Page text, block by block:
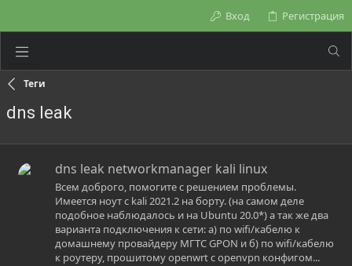
Вход Регистрация
Теги
dns leak
dns leak networkmanager kali linux
Всем доброго, помогите с решением проблемы.
Имеется ноут с kali 2021.2 на борту. (на самом деле
подобное наблюдалось и на Ubuntu 20.0*) а так же два
варианта подключения к сети: а) по wifi/кабелю к
домашнему провайдеру МГТС GPON и б) по wifi/кабелю
к роутеру, прошитому openwrt с openvpn конфигом...